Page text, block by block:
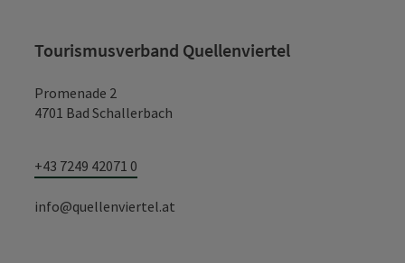
Tourismusverband Quellenviertel
Promenade 2
4701 Bad Schallerbach
+43 7249 42071 0
info@quellenviertel.at